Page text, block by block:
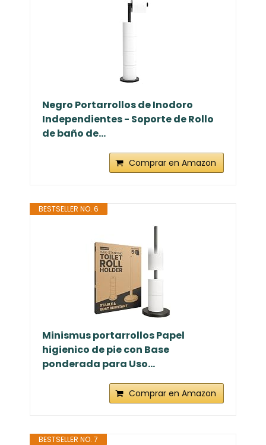
Negro Portarrollos de Inodoro
Independientes - Soporte de Rollo
de baño de...
Comprar en Amazon
BESTSELLER NO. 6
Minismus portarrollos Papel
higienico de pie con Base
ponderada para Uso...
Comprar en Amazon
BESTSELLER NO. 7